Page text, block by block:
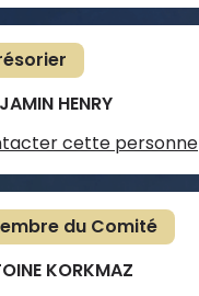
HENRY
cette personne
du Comité
KORKMAZ